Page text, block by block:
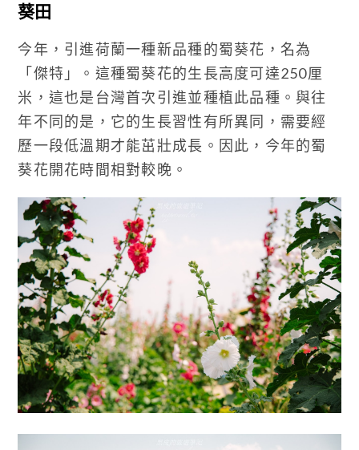
葵田
今年，引進荷蘭一種新品種的蜀葵花，名為
「傑特」。這種蜀葵花的生長高度可達250厘
米，這也是台灣首次引進並種植此品種。與往
年不同的是，它的生長習性有所異同，需要經
歷一段低溫期才能茁壯成長。因此，今年的蜀
葵花開花時間相對較晚。